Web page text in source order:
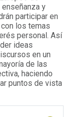
enseñanza y
participar en
los temas
personal. Así
ideas
en un
de las
haciendo
puntos de vista